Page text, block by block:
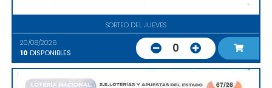
SORTEO DEL JUEVES
20/08/2026
10 DISPONIBLES 0